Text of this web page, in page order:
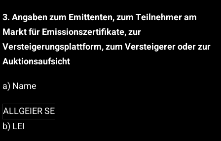
3. Angaben zum Emittenten, zum Teilnehmer am
Markt für Emissionszertifikate, zur
Versteigerungsplattform, zum Versteigerer oder zur
Auktionsaufsicht
a) Name
ALLGEIER SE
b) LEI